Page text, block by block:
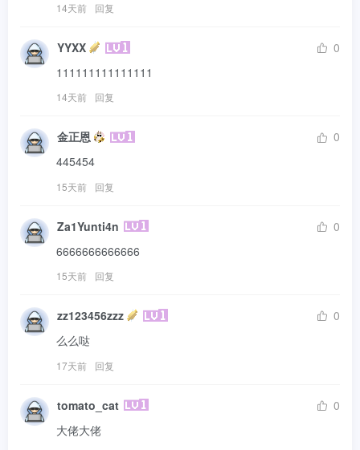
14天前 回复
YYXX
0
111111111111111
14天前 回复
金正恩
0
445454
15天前 回复
Za1Yunti4n
0
6666666666666
15天前 回复
zz123456zzz
0
么么哒
17天前 回复
tomato_cat
0
大佬大佬